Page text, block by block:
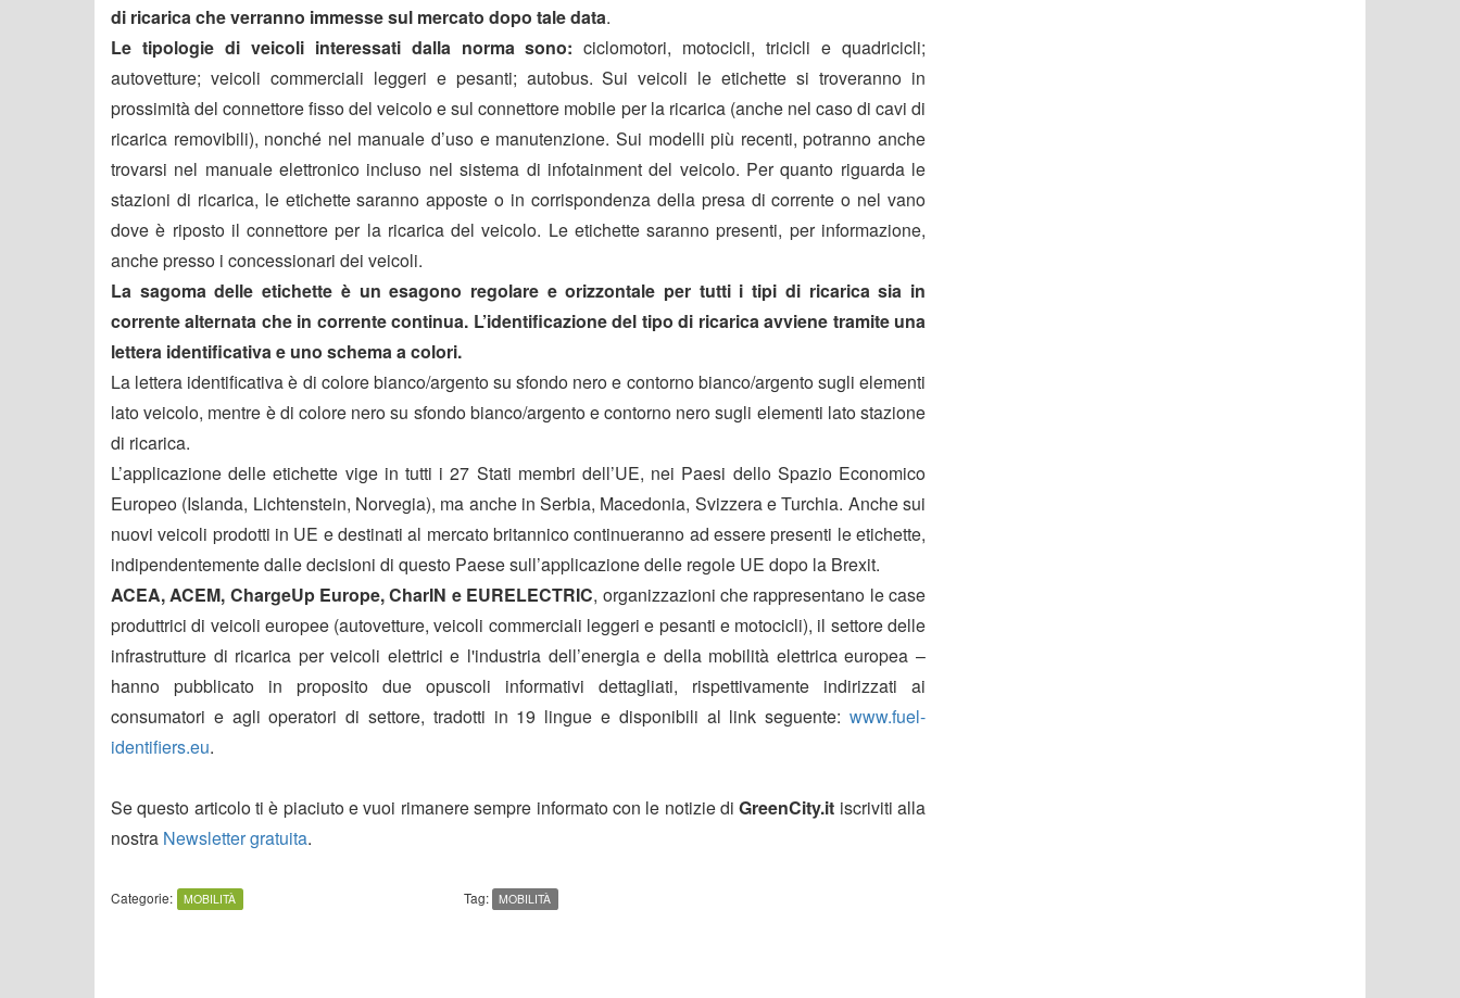
di ricarica che verranno immesse sul mercato dopo tale data.
Le tipologie di veicoli interessati dalla norma sono: ciclomotori, motocicli, tricicli e quadricicli;
autovetture; veicoli commerciali leggeri e pesanti; autobus. Sui veicoli le etichette si troveranno in
prossimità del connettore fisso del veicolo e sul connettore mobile per la ricarica (anche nel caso di cavi di
ricarica removibili), nonché nel manuale d’uso e manutenzione. Sui modelli più recenti, potranno anche
trovarsi nel manuale elettronico incluso nel sistema di infotainment del veicolo. Per quanto riguarda le
stazioni di ricarica, le etichette saranno apposte o in corrispondenza della presa di corrente o nel vano
dove è riposto il connettore per la ricarica del veicolo. Le etichette saranno presenti, per informazione,
anche presso i concessionari dei veicoli.
La sagoma delle etichette è un esagono regolare e orizzontale per tutti i tipi di ricarica sia in
corrente alternata che in corrente continua. L’identificazione del tipo di ricarica avviene tramite una
lettera identificativa e uno schema a colori.
La lettera identificativa è di colore bianco/argento su sfondo nero e contorno bianco/argento sugli elementi
lato veicolo, mentre è di colore nero su sfondo bianco/argento e contorno nero sugli elementi lato stazione
di ricarica.
L’applicazione delle etichette vige in tutti i 27 Stati membri dell’UE, nei Paesi dello Spazio Economico
Europeo (Islanda, Lichtenstein, Norvegia), ma anche in Serbia, Macedonia, Svizzera e Turchia. Anche sui
nuovi veicoli prodotti in UE e destinati al mercato britannico continueranno ad essere presenti le etichette,
indipendentemente dalle decisioni di questo Paese sull’applicazione delle regole UE dopo la Brexit.
ACEA, ACEM, ChargeUp Europe, CharIN e EURELECTRIC, organizzazioni che rappresentano le case
produttrici di veicoli europee (autovetture, veicoli commerciali leggeri e pesanti e motocicli), il settore delle
infrastrutture di ricarica per veicoli elettrici e l'industria dell’energia e della mobilità elettrica europea –
hanno pubblicato in proposito due opuscoli informativi dettagliati, rispettivamente indirizzati ai
consumatori e agli operatori di settore, tradotti in 19 lingue e disponibili al link seguente: www.fuel-
identifiers.eu.
Se questo articolo ti è piaciuto e vuoi rimanere sempre informato con le notizie diGreenCity.it iscriviti alla
nostra Newsletter gratuita.
Categorie: MOBILITÀ Tag: MOBILITÀ